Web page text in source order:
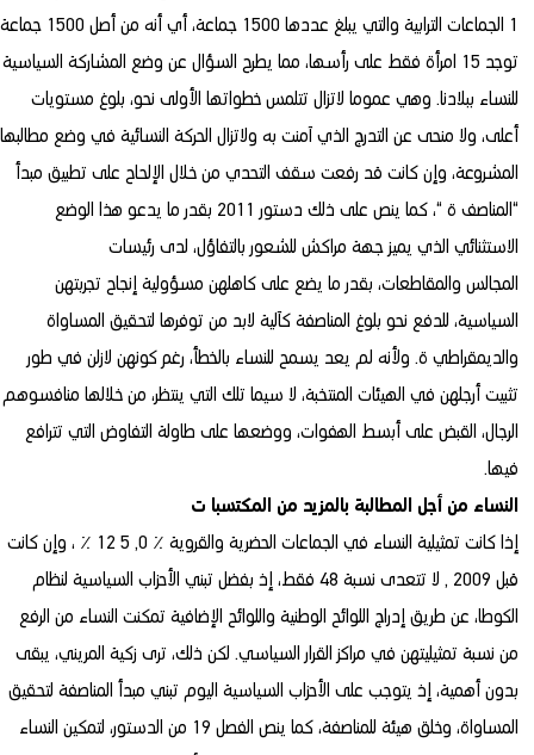
1 الجماعات الترابية والتي يبلغ عددها 1500 جماعة، أي أنه من أصل 1500 جماعة
توجد 15 امرأة فقط على رأسها، مما يطرح السؤال عن وضع المشاركة السياسية
للنساء ببلادنا. وهي عموما لاتزال تتلمس خطواتها الأولى نحو، بلوغ مستويات
أعلى، ولا منحى عن التدرج الذي آمنت به ولاتزال الحركة النسائية في وضع مطالبها
المشروعة، وإن كانت قد رفعت سقف التحدي من خلال الإلحاح على تطبيق مبدأ
“المناصف ة “، كما ينص على ذلك دستور 2011 بقدر ما يدعو هذا الوضع
الاستثنائي الذي يميز جهة مراكش للشعور بالتفاؤل، لدى رئيسات
المجالس والمقاطعات، بقدر ما يضع على كاهلهن مسؤولية إنجاح تجربتهن
السياسية، للدفع نحو بلوغ المناصفة كآلية لابد من توفرها لتحقيق المساواة
والديمقراطي ة. ولأنه لم يعد يسمح للنساء بالخطأ، رغم كونهن لازلن في طور
تثبيت أرجلهن في الهيئات المنتخبة، لا سيما تلك التي ينتظر، من خلالها منافسوهم
الرجال، القبض على أبسط الهفوات، ووضعها على طاولة التفاوض التي تترافع
فيها.
النساء من أجل المطالبة بالمزيد من المكتسبا ت
إذا كانت تمثيلية النساء في الجماعات الحضرية والقروية ٪ 0, 5 12 ٪ ، وإن كانت
قبل 2009 , لا تتعدى نسبة 48 فقط، إذ بفضل تبني الأحزاب السياسية لنظام
الكوطا، عن طريق إدراج اللوائح الوطنية واللوائح الإضافية تمكنت النساء من الرفع
من نسبة تمثيليتهن في مراكز القرار السياسي. لكن ذلك، ترى زكية المريني، يبقى
بدون أهمية، إذ يتوجب على الأحزاب السياسية اليوم تبني مبدأ المناصفة لتحقيق
المساواة، وخلق هيئة للمناصفة، كما ينص الفصل 19 من الدستور، لتمكين النساء